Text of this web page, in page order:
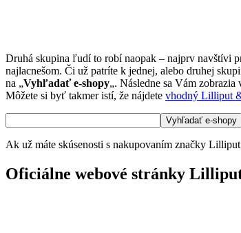
Druhá skupina ľudí to robí naopak – najprv navštívi
najlacnešom. Či už patríte k jednej, alebo druhej
na „Vyhľadať e-shopy„. Následne sa Vám
Môžete si byť takmer istí, že nájdete vhodný Lilliput
Ak už máte skúsenosti s nakupovaním značky
Oficiálne webové stránky